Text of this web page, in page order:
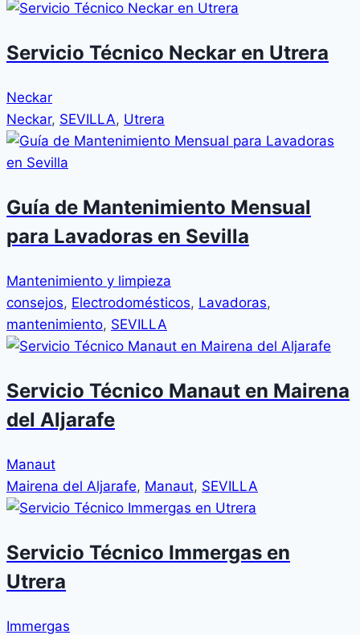
Servicio Técnico Neckar en Utrera
Neckar
Neckar, SEVILLA, Utrera
Guía de Mantenimiento Mensual
para Lavadoras en Sevilla
Mantenimiento y limpieza
consejos, Electrodomésticos, Lavadoras,
mantenimiento, SEVILLA
Servicio Técnico Manaut en Mairena
del Aljarafe
Manaut
Mairena del Aljarafe, Manaut, SEVILLA
Servicio Técnico Immergas en
Utrera
Immergas